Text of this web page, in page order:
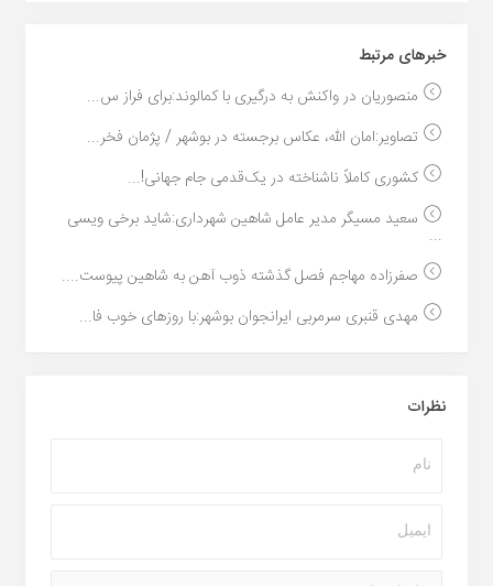
خبر‌های مرتبط
منصوریان در واکنش به درگیری با کمالوند:برای فراز س...
تصاویر:امان الله، عکاس برجسته در بوشهر / پژمان فخر...
کشوری کاملاً ناشناخته در یک‌قدمی جام جهانی!...
سعید مسیگر مدیر عامل شاهین شهرداری:شاید برخی ویسی
...
صفرزاده مهاجم فصل گذشته ذوب آهن به شاهین پیوست....
مهدی قنبری سرمربی ایرانجوان بوشهر:با روزهای خوب فا...
نظرات